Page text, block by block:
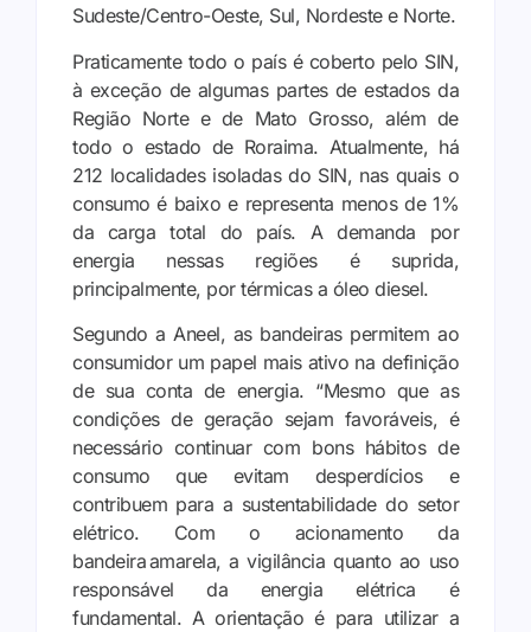
Sudeste/Centro-Oeste, Sul, Nordeste e Norte.
Praticamente todo o país é coberto pelo SIN,
à exceção de algumas partes de estados da
Região Norte e de Mato Grosso, além de
todo o estado de Roraima. Atualmente, há
212 localidades isoladas do SIN, nas quais o
consumo é baixo e representa menos de 1%
da carga total do país. A demanda por
energia nessas regiões é suprida,
principalmente, por térmicas a óleo diesel.
Segundo a Aneel, as bandeiras permitem ao
consumidor um papel mais ativo na definição
de sua conta de energia. “Mesmo que as
condições de geração sejam favoráveis, é
necessário continuar com bons hábitos de
consumo que evitam desperdícios e
contribuem para a sustentabilidade do setor
elétrico. Com o acionamento da
bandeira amarela, a vigilância quanto ao uso
responsável da energia elétrica é
fundamental. A orientação é para utilizar a